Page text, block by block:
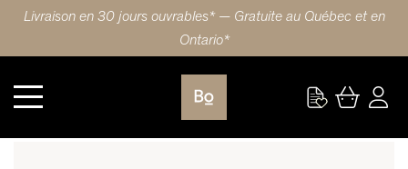
Livraison en 30 jours ouvrables* — Gratuite au Québec et en
Ontario*
Cuisine FAÇADE DE TIROIR 15X10 (38x25cm) ÉRABLE MINI STRIPE